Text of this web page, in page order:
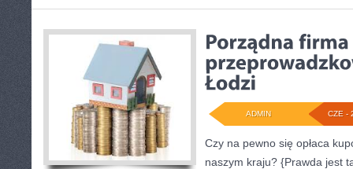
CZE -
ADMIN
Czy na pewno się opłaca
naszym kraju? {Prawda jest